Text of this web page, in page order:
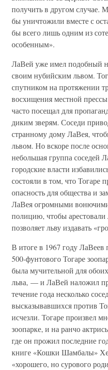
получить в другом случае.
бы уничтожили вместе с
бы всего лишь одним из
особенным».
ЛаВей уже имел подобный
своим нубийским львом.
спутником на протяжении
восхищения местной
часто посещал для
диким зверям. Соседи
странному дому ЛаВея,
львом. Но вскоре после
небольшая группа соседей
городские власти
состояли в том, что Тогаре
опасность для общества и
ЛаВея огромными
полицию, чтобы арестовали
позволяет льву издавать
В итоге в 1967 году ЛаВеев
500-фунтового Тогаре
была мучительной для
льва, — и ЛаВей наложил
течение года несколько
высказывавшихся против
исчезли. Тогаре произвел
зоопарке, и на ранчо
где он прожил последние
книге «Кошки Шамбалы»
«хорошего, но сурового